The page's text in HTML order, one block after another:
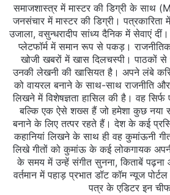
समाजशास्त्र में मास्टर की डिग्री के साथ
जनसंचार में मास्टर की डिग्री।
उजाला, वसुन्धरादीप सांध्य दैनिक में सेवाएं
प्लेटफॉर्म में समान रूप से पकड़।
खोजी खबरों में खास दिलचस्‍पी। पाठकों से
उनकी लेखनी की खासियत है। अपने लंबे
को वायरल बनाने के साथ-साथ राजनीति
लिखने में विशेषज्ञता हासिल की है। वह
बल्कि एक ऐसे शख्स हैं जो हमेशा कुछ नया
बनाने के लिए तत्पर रहते हैं। देश के कई
कहानियां लिखने के साथ ही वह कुमांऊनी
लिखे गीतों को कुमांऊ के कई लोकगायक
के समय में उन्हें संगीत सुनना, किताबें पढ़ना
वर्तमान में पहाड़ प्रभात डॉट कॉम न्यूज
पत्र के एडिटर इन